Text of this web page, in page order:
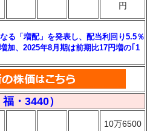
円
る「増配」を発表し、配当利回り5.5％
加、2025年8月期は前期比17円増の｢1
・3440）
10万6500